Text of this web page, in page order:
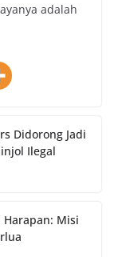
adalah
Didorong Jadi
Ilegal
Misi